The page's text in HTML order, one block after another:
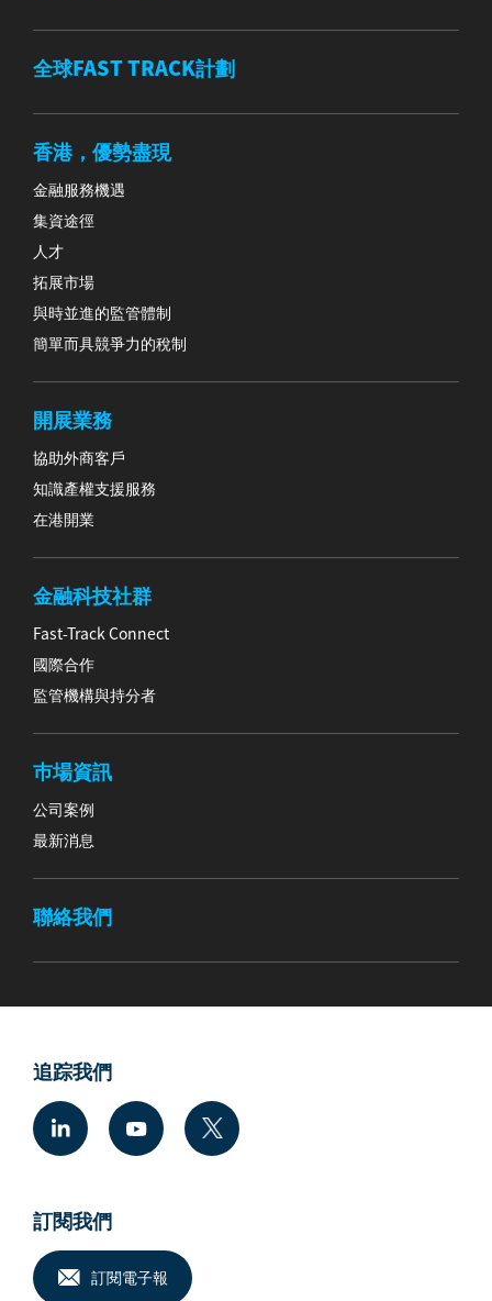
全球FAST TRACK計劃
香港，優勢盡現
金融服務機遇
集資途徑
人才
拓展市場
與時並進的監管體制
簡單而具競爭力的稅制
開展業務
協助外商客戶
知識產權支援服務
在港開業
金融科技社群
Fast-Track Connect
國際合作
監管機構與持分者
巿場資訊
公司案例
最新消息
聯絡我們
追踪我們
訂閱我們
訂閱電子報